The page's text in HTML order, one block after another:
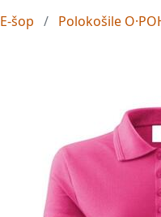
E-šop Polokošile